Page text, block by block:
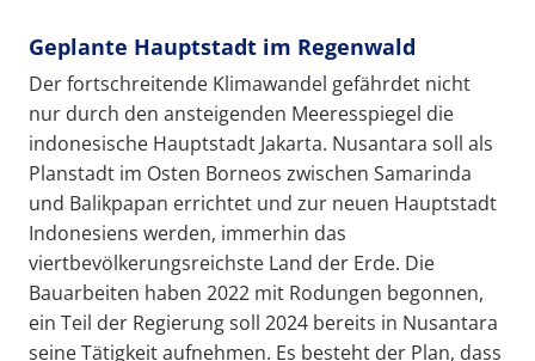
Geplante Hauptstadt im Regenwald
Der fortschreitende Klimawandel gefährdet nicht
nur durch den ansteigenden Meeresspiegel die
indonesische Hauptstadt Jakarta. Nusantara soll als
Planstadt im Osten Borneos zwischen Samarinda
und Balikpapan errichtet und zur neuen Hauptstadt
Indonesiens werden, immerhin das
viertbevölkerungsreichste Land der Erde. Die
Bauarbeiten haben 2022 mit Rodungen begonnen,
ein Teil der Regierung soll 2024 bereits in Nusantara
seine Tätigkeit aufnehmen. Es besteht der Plan, dass